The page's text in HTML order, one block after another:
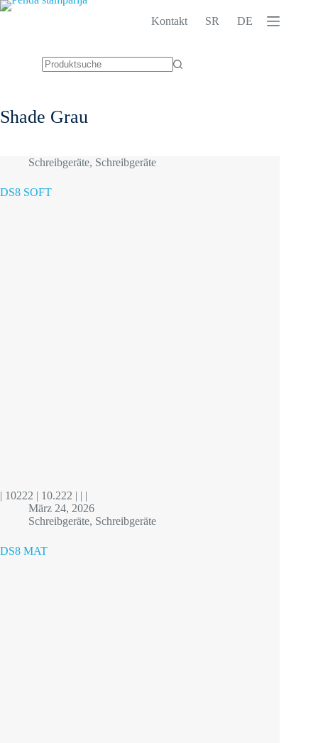
Zum
Kontakt SR DE
Shade Grau
Schreibgeräte, Schreibgeräte
DS8 SOFT
| 10222 | 10.222 | | |
März 24, 2026
Schreibgeräte, Schreibgeräte
DS8 MAT